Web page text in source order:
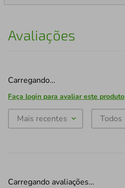
Avaliações
Carregando…
Faça login para avaliar este produto
Mais recentes Todos
Carregando avaliações…